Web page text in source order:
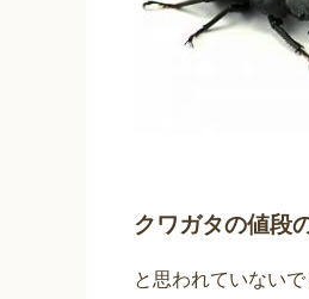
クワガタの値段
と思われていない